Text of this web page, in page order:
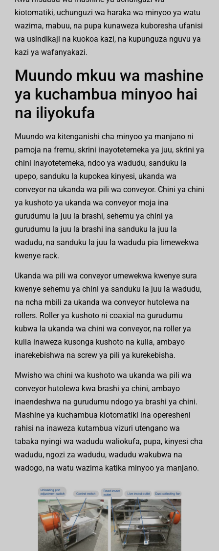
kiotomatiki, uchunguzi wa haraka wa minyoo ya watu
wazima, mabuu, na pupa kunaweza kuboresha ufanisi
wa usindikaji na kuokoa kazi, na kupunguza nguvu ya
kazi ya wafanyakazi.
Muundo mkuu wa mashine
ya kuchambua minyoo hai
na iliyokufa
Muundo wa kitenganishi cha minyoo ya manjano ni
pamoja na fremu, skrini inayotetemeka ya juu, skrini ya
chini inayotetemeka, ndoo ya wadudu, sanduku la
upepo, sanduku la kupokea kinyesi, ukanda wa
conveyor na ukanda wa pili wa conveyor. Chini ya chini
ya kushoto ya ukanda wa conveyor moja ina
gurudumu la juu la brashi, sehemu ya chini ya
gurudumu la juu la brashi ina sanduku la juu la
wadudu, na sanduku la juu la wadudu pia limewekwa
kwenye rack.
Ukanda wa pili wa conveyor umewekwa kwenye sura
kwenye sehemu ya chini ya sanduku la juu la wadudu,
na ncha mbili za ukanda wa conveyor hutolewa na
rollers. Roller ya kushoto ni coaxial na gurudumu
kubwa la ukanda wa chini wa conveyor, na roller ya
kulia inaweza kusonga kushoto na kulia, ambayo
inarekebishwa na screw ya pili ya kurekebisha.
Mwisho wa chini wa kushoto wa ukanda wa pili wa
conveyor hutolewa kwa brashi ya chini, ambayo
inaendeshwa na gurudumu ndogo ya brashi ya chini.
Mashine ya kuchambua kiotomatiki ina operesheni
rahisi na inaweza kutambua vizuri utengano wa
tabaka nyingi wa wadudu waliokufa, pupa, kinyesi cha
wadudu, ngozi za wadudu, wadudu wakubwa na
wadogo, na watu wazima katika minyoo ya manjano.